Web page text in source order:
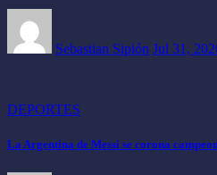
Sebastian Sipión Jul 31,
DEPORTES
La Argentina de Messi se corona